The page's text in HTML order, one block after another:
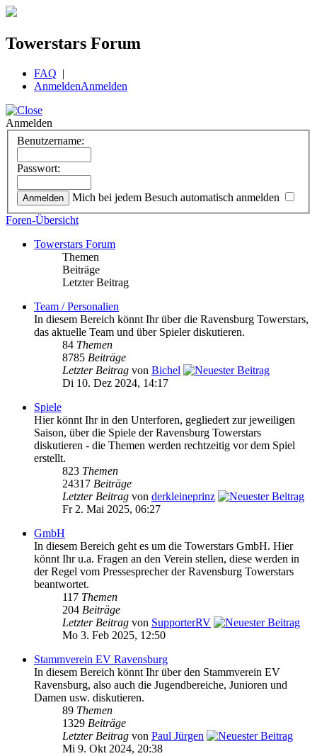
Towerstars Forum
FAQ |
AnmeldenAnmelden
Anmelden
Benutzername:
Passwort:
Mich bei jedem Besuch automatisch anmelden
Foren-Übersicht
Towerstars Forum
Themen
Beiträge
Letzter Beitrag
Team / Personalien
In diesem Bereich könnt Ihr über die Ravensburg Towerstars,
das aktuelle Team und über Spieler diskutieren.
84 Themen
8785 Beiträge
Letzter Beitrag von Bichel
Di 10. Dez 2024, 14:17
Spiele
Hier könnt Ihr in den Unterforen, gegliedert zur jeweiligen
Saison, über die Spiele der Ravensburg Towerstars
diskutieren - die Themen werden rechtzeitig vor dem Spiel
erstellt.
823 Themen
24317 Beiträge
Letzter Beitrag von derkleineprinz
Fr 2. Mai 2025, 06:27
GmbH
In diesem Bereich geht es um die Towerstars GmbH. Hier
könnt Ihr u.a. Fragen an den Verein stellen, diese werden in
der Regel vom Pressesprecher der Ravensburg Towerstars
beantwortet.
117 Themen
204 Beiträge
Letzter Beitrag von SupporterRV
Mo 3. Feb 2025, 12:50
Stammverein EV Ravensburg
In diesem Bereich könnt Ihr über den Stammverein EV
Ravensburg, also auch die Jugendbereiche, Junioren und
Damen usw. diskutieren.
89 Themen
1329 Beiträge
Letzter Beitrag von Paul Jürgen
Mi 9. Okt 2024, 20:38